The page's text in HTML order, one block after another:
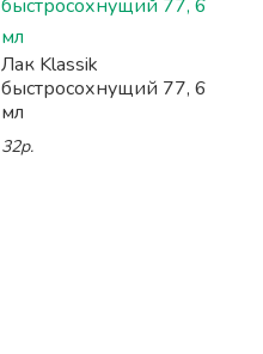
Лак Klassik
быстросохнущий 77, 6
мл
32р.